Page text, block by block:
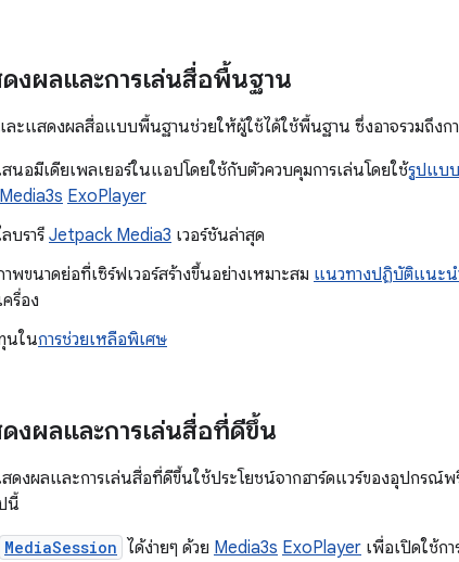
งผลและการเล่นสื่อพื้นฐาน
ะแสดงผลสื่อแบบพื้นฐานช่วยให้ผู้ใช้ได้ใช้พื้นฐาน ซึ่งอาจรวมถึงก
สนอมีเดียเพลเยอร์ในแอปโดยใช้กับตัวควบคุมการเล่นโดยใช้รูปแบบ
Media3s ExoPlayer
บรารี Jetpack Media3 เวอร์ชันล่าสุด
าพขนาดย่อที่เซิร์ฟเวอร์สร้างขึ้นอย่างเหมาะสม แนวทางปฏิบัติแนะน
รื่อง
นในการช่วยเหลือพิเศษ
งผลและการเล่นสื่อที่ดีขึ้น
ดงผลและการเล่นสื่อที่ดีขึ้นใช้ประโยชน์จากฮาร์ดแวร์ของอุปกร
นี้
MediaSession ได้ง่ายๆ ด้วย Media3s ExoPlayer เพื่อเปิดใช้ก